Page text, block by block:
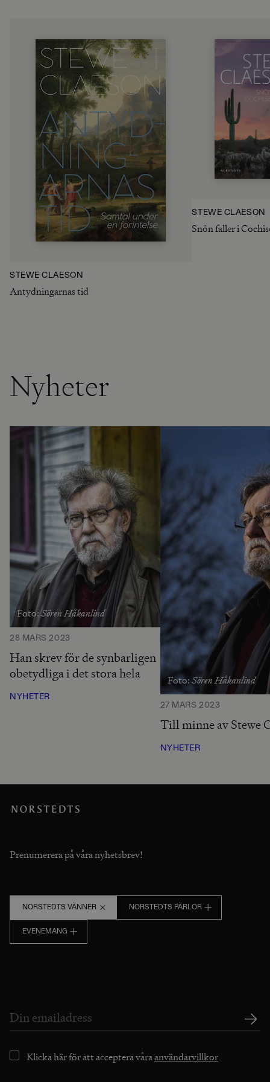
STEWE CLAESON
Antydningarnas tid
STEWE CLAESON
Snön faller i
Nyheter
Foto:Sören Håkanlind
28 MARS 2023
Han skrev för de synbarligen
obetydliga i det stora hela
NYHETER
Foto:Sören Håkanlind
27 MARS 2023
Till minne av Stewe
NYHETER
Prenumerera på våra nyhetsbrev!
NORSTEDTS VÄNNER NORSTEDTS PÄRLOR
EVENEMANG
Klicka här för att acceptera våraanvändarvillkor